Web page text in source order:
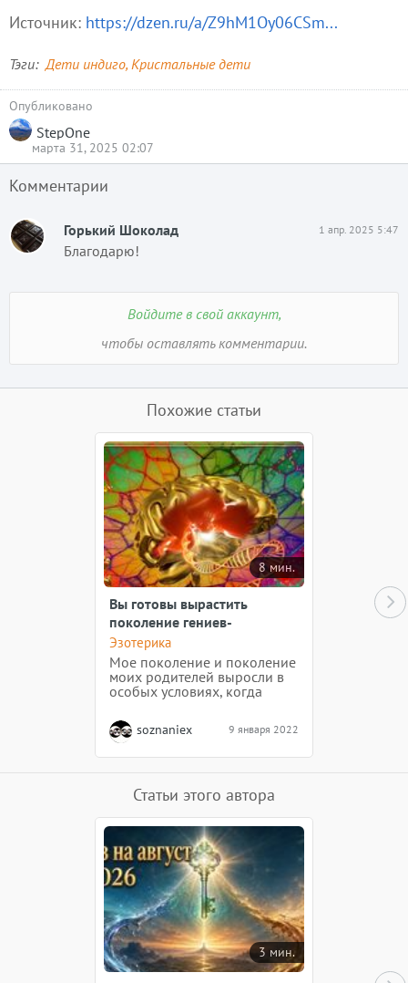
Источник: https://dzen.ru/a/Z9hM1Oy06CSm...
Тэги Дети индиго Кристальные дети
Опубликовано
StepOne
марта 31, 2025 02:07
Комментарии
1 апр. 2025 5:47
Горький Шоколад
Благодарю!
Войдите в свой аккаунт,
чтобы оставлять комментарии.
Похожие статьи
8 мин.
Вы готовы вырастить
поколение гениев-
счастливых и свободных
людей? Анна Камаллая
Хефорс
Эзотерика
Мое поколение и поколение
моих родителей выросли в
особых условиях, когда
заниматься своими детьми,
своим сердцем, своим
выросли с недостатком
soznaniex 9 января 2022
Статьи этого автора
3 мин.